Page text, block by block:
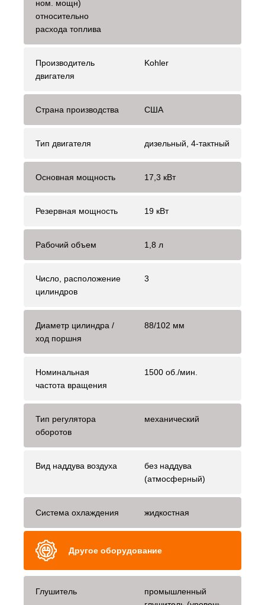
ном. мощн)
относительно
расхода топлива
Производитель
двигателя
Kohler
Страна производства США
Тип двигателя дизельный, 4-тактный
Основная мощность 17,3 кВт
Резервная мощность 19 кВт
Рабочий объем 1,8 л
Число, расположение
цилиндров
3
Диаметр цилиндра /
ход поршня
88/102 мм
Номинальная
частота вращения
1500 об./мин.
Тип регулятора
оборотов
механический
Вид наддува воздуха
без наддува
(атмосферный)
Система охлаждения жидкостная
Другое оборудование
Глушитель
промышленный